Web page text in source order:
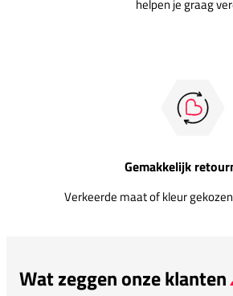
helpen je graag
Gemakkelijk
Verkeerde maat of kleur
Wat zeggen onze klanten